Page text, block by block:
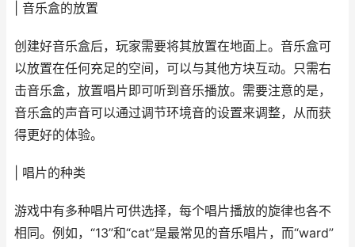
| 音乐盒的放置
创建好音乐盒后，玩家需要将其放置在地面上。音乐盒可
以放置在任何充足的空间，可以与其他方块互动。只需右
击音乐盒，放置唱片即可听到音乐播放。需要注意的是，
音乐盒的声音可以通过调节环境音的设置来调整，从而获
得更好的体验。
| 唱片的种类
游戏中有多种唱片可供选择，每个唱片播放的旋律也各不
相同。例如，“13”和“cat”是最常见的音乐唱片，而“ward”